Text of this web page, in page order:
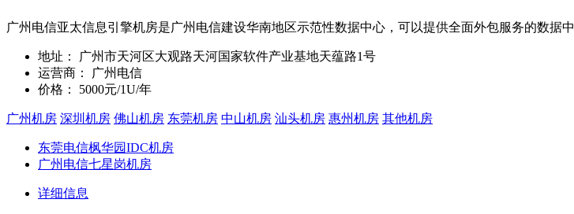
广州电信亚太信息引擎机房是广州电信建设华南地区示范性数据中心，可以提供全面外包服务的数据
地址：
广州市天河区大观路天河国家软件产业基地天蕴路1号
运营商：
广州电信
价格：
5000元/1U/年
广州机房 深圳机房 佛山机房 东莞机房 中山机房 汕头机房 惠州机房 其他机房
东莞电信枫华园IDC机房
广州电信七星岗机房
详细信息